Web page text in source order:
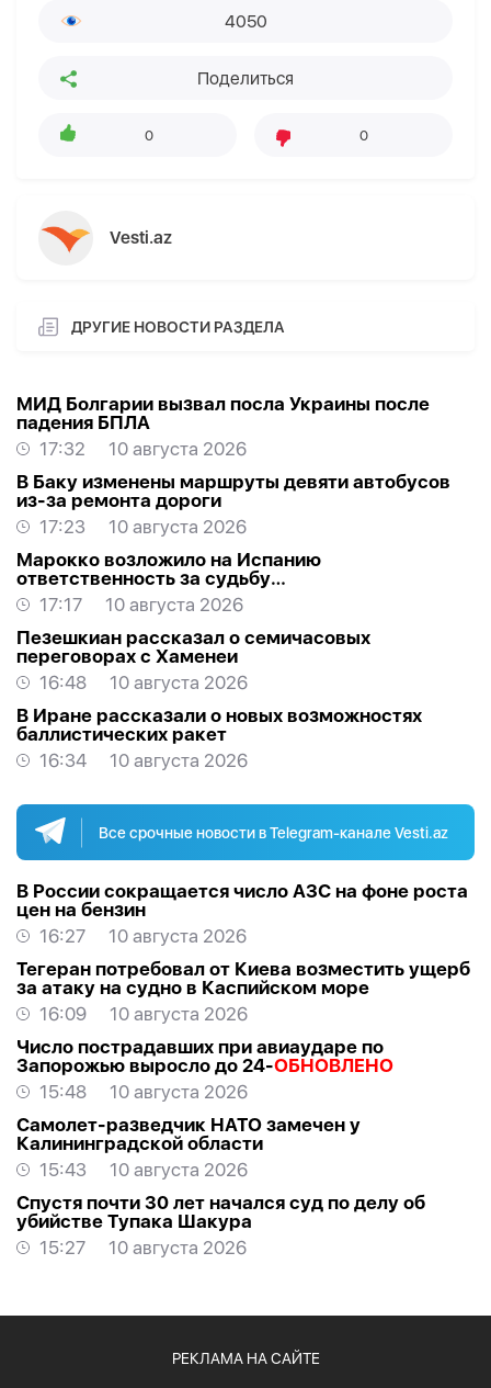
4050
Поделиться
0 0
Vesti.az
ДРУГИЕ НОВОСТИ РАЗДЕЛА
МИД Болгарии вызвал посла Украины после
падения БПЛА
17:32
10 августа 2026
В Баку изменены маршруты девяти автобусов
из-за ремонта дороги
17:23
10 августа 2026
Марокко возложило на Испанию
ответственность за судьбу
несовершеннолетних мигрантов
17:17
10 августа 2026
Пезешкиан рассказал о семичасовых
переговорах с Хаменеи
16:48
10 августа 2026
В Иране рассказали о новых возможностях
баллистических ракет
16:34
10 августа 2026
Все срочные новости в Telegram-канале Vesti.az
В России сокращается число АЗС на фоне роста
цен на бензин
16:27
10 августа 2026
Тегеран потребовал от Киева возместить ущерб
за атаку на судно в Каспийском море
16:09
10 августа 2026
Число пострадавших при авиаударе по
Запорожью выросло до 24-ОБНОВЛЕНО
15:48
10 августа 2026
Самолет-разведчик НАТО замечен у
Калининградской области
15:43
10 августа 2026
Спустя почти 30 лет начался суд по делу об
убийстве Тупака Шакура
15:27
10 августа 2026
РЕКЛАМА НА САЙТЕ